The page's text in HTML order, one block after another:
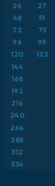
ICON ドイツ
イタリア
オーストリア
ギリシャ
スイス
スカンジナ
スペイン
気温異常（
気温異常（
気温（2m）
気温（
積雪深
突風
24 27
48
51
72 75
96 99
120 123
144
168
192
216
240
264
288
312
336